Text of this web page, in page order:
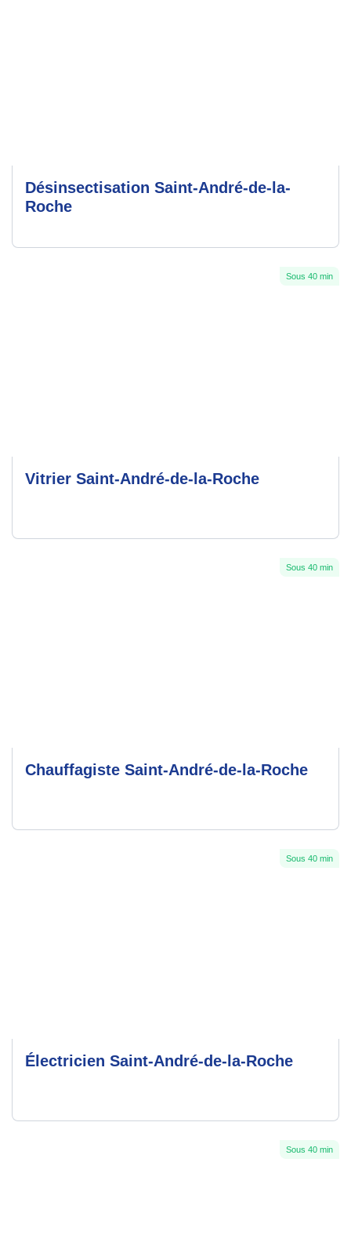
Désinsectisation Saint-André-de-la-
Roche
Sous 40 min
Vitrier Saint-André-de-la-Roche
Sous 40 min
Chauffagiste Saint-André-de-la-Roche
Sous 40 min
Électricien Saint-André-de-la-Roche
Sous 40 min